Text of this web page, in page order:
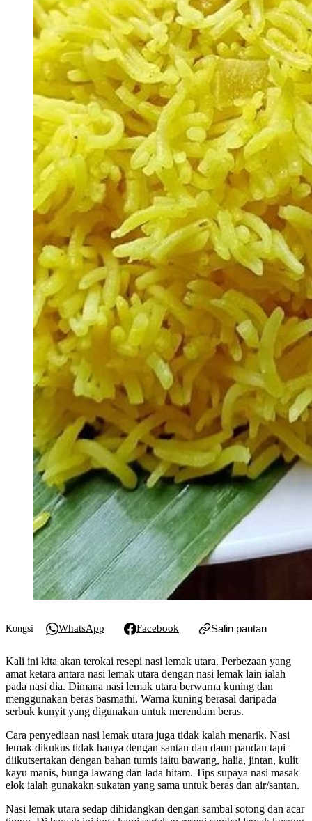
Kongsi WhatsApp Facebook Salin pautan
Kali ini kita akan terokai resepi nasi lemak utara. Perbezaan yang
amat ketara antara nasi lemak utara dengan nasi lemak lain ialah
pada nasi dia. Dimana nasi lemak utara berwarna kuning dan
menggunakan beras basmathi. Warna kuning berasal daripada
serbuk kunyit yang digunakan untuk merendam beras.
Cara penyediaan nasi lemak utara juga tidak kalah menarik. Nasi
lemak dikukus tidak hanya dengan santan dan daun pandan tapi
diikutsertakan dengan bahan tumis iaitu bawang, halia, jintan, kulit
kayu manis, bunga lawang dan lada hitam. Tips supaya nasi masak
elok ialah gunakakn sukatan yang sama untuk beras dan air/santan.
Nasi lemak utara sedap dihidangkan dengan sambal sotong dan acar